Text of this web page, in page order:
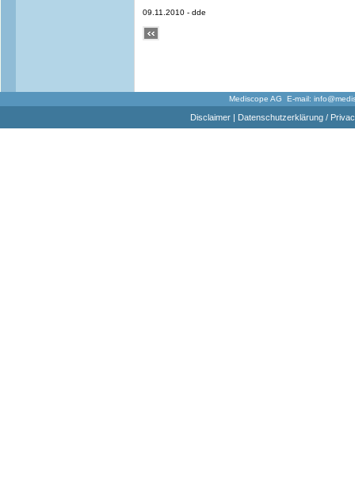
09.11.2010 - dde
Mediscope AG E-mail:
Disclaimer| Datenschutzerklärung /